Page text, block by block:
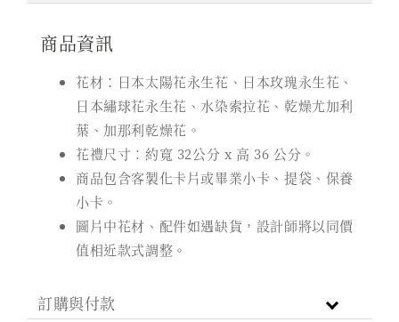
商品資訊
花材：日本太陽花永生花、日本玫瑰永生花、
日本繡球花永生花、水染索拉花、乾燥尤加利
葉、加那利乾燥花。
花禮尺寸：約寬 32公分 x 高 36 公分。
商品包含客製化卡片或畢業小卡、提袋、保養
小卡。
圖片中花材、配件如遇缺貨，設計師將以同價
值相近款式調整。
訂購與付款